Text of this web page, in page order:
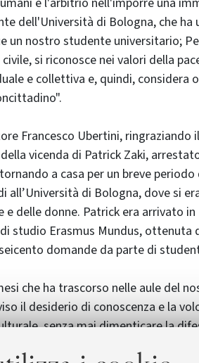
dell'Università di Bologna, che ha
un nostro studente universitario;
si riconosce nei valori della
e collettiva e, quindi, considera
Francesco Ubertini, ringraziando
vicenda di Patrick Zaki,
a casa per un breve
all’Università di Bologna, dove si
e delle donne. Patrick era arrivato
studio Erasmus Mundus, ottenuta
domande da parte di
che ha trascorso nelle aule del
il desiderio di conoscenza e la
senza mai dimenticare la